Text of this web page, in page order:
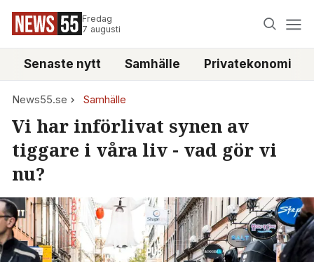
Fredag
7 augusti
Senaste nytt Samhälle Privatekonomi
News55.se Samhälle
Vi har införlivat synen av
tiggare i våra liv - vad gör vi
nu?